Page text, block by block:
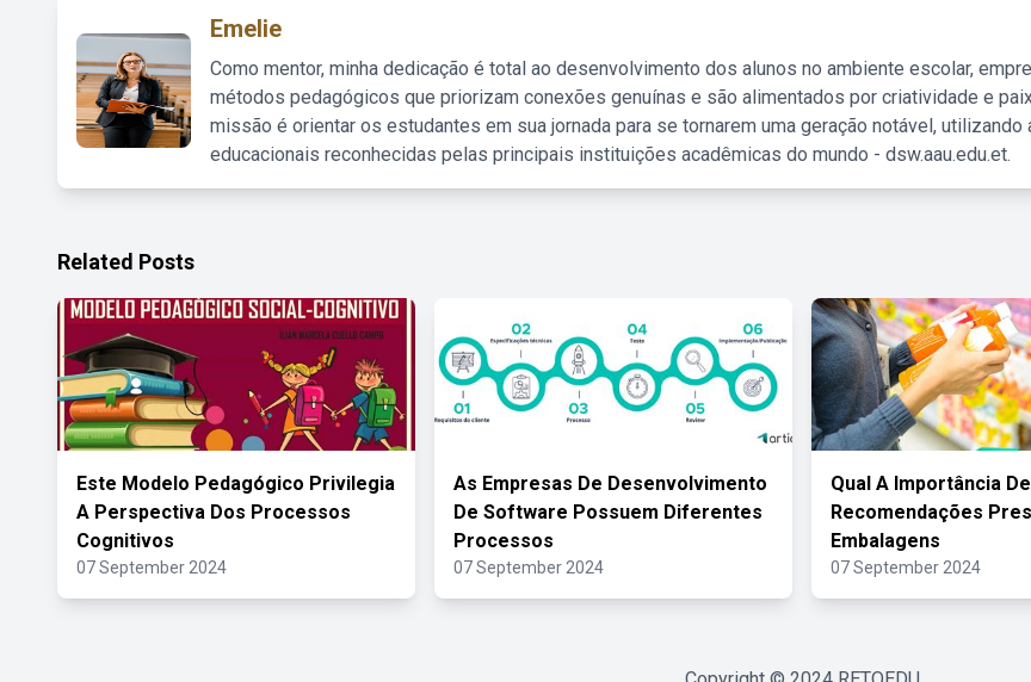
Emelie
Como mentor, minha dedicação é total ao desenvolvimento dos alunos no ambiente escolar,
métodos pedagógicos que priorizam conexões genuínas e são alimentados por criatividade e
missão é orientar os estudantes em sua jornada para se tornarem uma geração notável, utilizando
educacionais reconhecidas pelas principais instituições acadêmicas do mundo - dsw.aau.edu.et.
Related Posts
Este Modelo Pedagógico Privilegia
A Perspectiva Dos Processos
Cognitivos
07 September 2024
As Empresas De Desenvolvimento
De Software Possuem Diferentes
Processos
07 September 2024
Qual A Importância
Recomendações
Embalagens
07 September 2024